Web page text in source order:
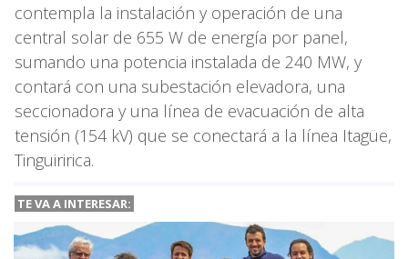
contempla la instalación y operación de una
central solar de 655 W de energía por panel,
sumando una potencia instalada de 240 MW, y
contará con una subestación elevadora, una
seccionadora y una línea de evacuación de alta
tensión (154 kV) que se conectará a la línea Itagüe,
Tinguiririca.
TE VA A INTERESAR: